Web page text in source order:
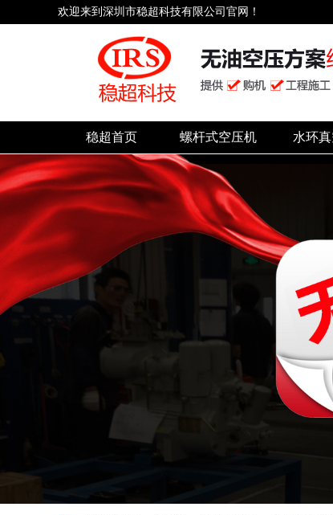
欢迎来到深圳市稳超科技有限公司官网！
稳超首页 螺杆式空压机 水环